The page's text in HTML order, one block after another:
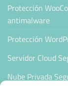
Protección
antimalware
Protección
Servidor Cloud
Nube Privada